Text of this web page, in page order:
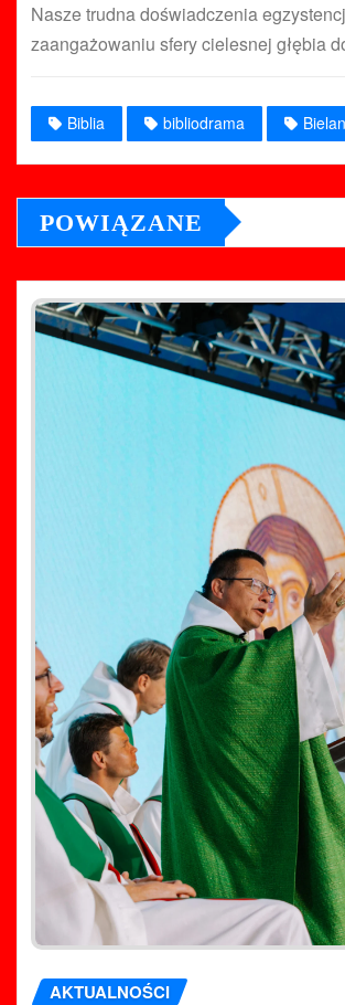
Nasze trudna doświadczenia
zaangażowaniu sfery cielesnej głębia
Biblia bibliodrama
POWIĄZANE
AKTUALNOŚCI